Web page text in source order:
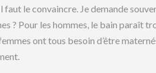
le convaincre. Je demande
? Pour les hommes, le bain paraît
ont tous besoin d’être